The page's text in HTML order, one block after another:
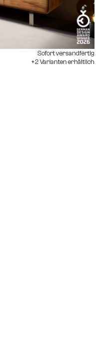
Sofort versandfertig
+2 Varianten erhältlich